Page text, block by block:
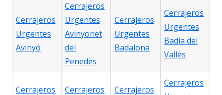
Cerrajeros
Urgentes
Avinyó
Cerrajeros
Urgentes
Avinyonet
del
Penedès
Cerrajeros
Urgentes
Badalona
Cerrajeros
Urgentes
Badia del
Vallès
Cerrajeros
Cerrajeros
Cerrajeros
Cerrajeros